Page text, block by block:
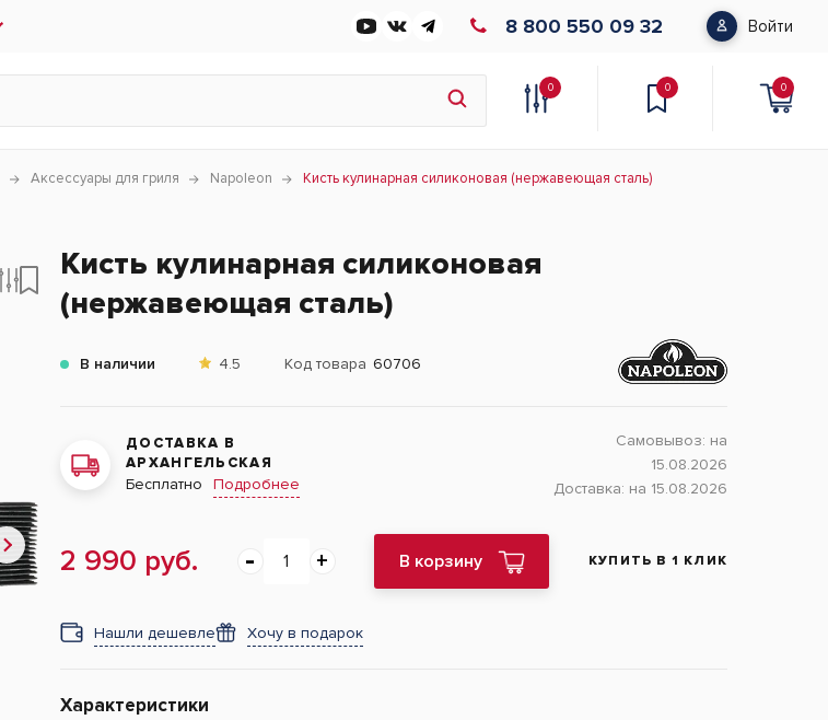
8 800 550 09 32 Войти
0 0 0
Аксессуары для гриля Napoleon Кисть кулинарная силиконовая (нержавеющая сталь)
Кисть кулинарная силиконовая
(нержавеющая сталь)
В наличии 4.5 Код товара 60706
ДОСТАВКА В
АРХАНГЕЛЬСКАЯ
Бесплатно Подробнее
Самовывоз: на
15.08.2026
Доставка: на 15.08.2026
2 990 руб. В корзину КУПИТЬ В 1 КЛИК
Нашли дешевле Хочу в подарок
Характеристики